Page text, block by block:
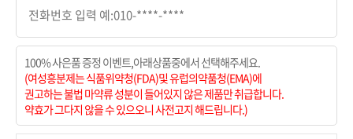
100% 사은품 증정 이벤트,아래상품중에서 선택해주세요.
(여성흥분제는 식품위약청(FDA)및 유럽의약품청(EMA)에
권고하는 불법 마약류 성분이 들어있지 않은 제품만 취급합니다.
약효가 그다지 않을 수 있으오니 사전고지 해드립니다.)